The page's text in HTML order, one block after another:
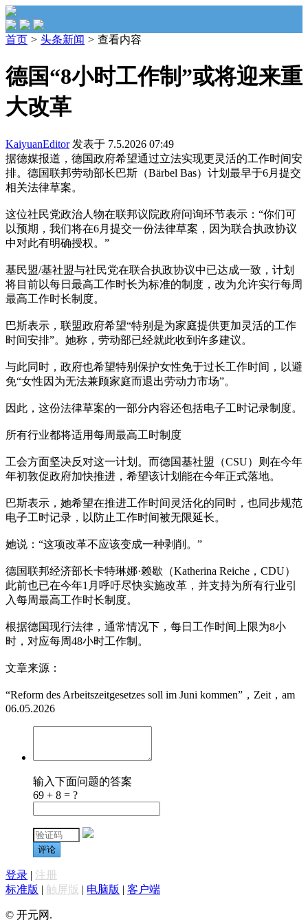
首页 > 头条新闻 > 查看内容
德国“8小时工作制”或将迎来重
大改革
KaiyuanEditor发表于 7.5.2026 07:49
据德媒报道，德国政府希望通过立法实现更灵活的工作时间安
排。德国联邦劳动部长巴斯（Bärbel Bas）计划最早于6月提交
相关法律草案。
这位社民党政治人物在联邦议院政府问询环节表示：“你们可
以预期，我们将在6月提交一份法律草案，因为联合执政协议
中对此有明确授权。”
基民盟/基社盟与社民党在联合执政协议中已达成一致，计划
将目前以每日最高工作时长为标准的制度，改为允许实行每周
最高工作时长制度。
巴斯表示，联盟政府希望“特别是为家庭提供更加灵活的工作
时间安排”。她称，劳动部已经就此收到许多建议。
与此同时，政府也希望特别保护女性免于过长工作时间，以避
免“女性因为无法兼顾家庭而退出劳动力市场”。
因此，这份法律草案的一部分内容还包括电子工时记录制度。
所有行业都将适用每周最高工时制度
工会方面坚决反对这一计划。而德国基社盟（CSU）则在今年
年初敦促政府加快推进，希望该计划能在今年正式落地。
巴斯表示，她希望在推进工作时间灵活化的同时，也同步规范
电子工时记录，以防止工作时间被无限延长。
她说：“这项改革不应该变成一种剥削。”
德国联邦经济部长卡特琳娜·赖歇（Katherina Reiche，CDU）
此前也已在今年1月呼吁尽快实施改革，并支持为所有行业引
入每周最高工作时长制度。
根据德国现行法律，通常情况下，每日工作时间上限为8小
时，对应每周48小时工作制。
文章来源：
“Reform des Arbeitszeitgesetzes soll im Juni kommen”，Zeit，am
06.05.2026
输入下面问题的答案
69 + 8 = ?
评论
登录 | 注册
标准版 | 触屏版 | 电脑版 | 客户端
© 开元网.